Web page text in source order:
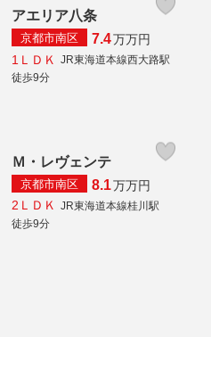
アエリア八条
京都市南区 7.4万万円
1ＬＤＫ
JR東海道本線西大路駅
徒歩9分
Ｍ・レヴェンテ
京都市南区 8.1万万円
2ＬＤＫ JR東海道本線桂川駅
徒歩9分